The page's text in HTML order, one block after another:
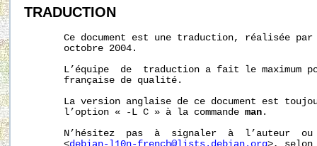
TRADUCTION
Ce document est une traduction, réalisée
       octobre 2004.
L’équipe  de  traduction a fait le maximum
       française de qualité.
La version anglaise de ce document est
       l’option « -L C » à la commande
man .
N’hésitez  pas  à  signaler  à  l’auteur